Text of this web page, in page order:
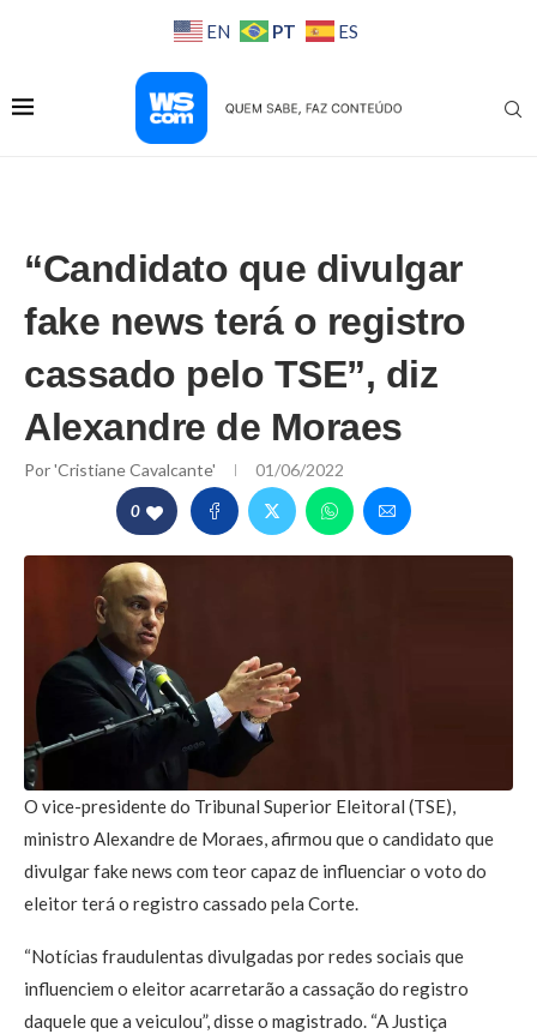
EN PT ES
“Candidato que divulgar
fake news terá o registro
cassado pelo TSE”, diz
Alexandre de Moraes
Por'Cristiane Cavalcante' 01/06/2022
0
O vice-presidente do Tribunal Superior Eleitoral (TSE),
ministro Alexandre de Moraes, afirmou que o candidato que
divulgar fake news com teor capaz de influenciar o voto do
eleitor terá o registro cassado pela Corte.
“Notícias fraudulentas divulgadas por redes sociais que
influenciem o eleitor acarretarão a cassação do registro
daquele que a veiculou”, disse o magistrado. “A Justiça